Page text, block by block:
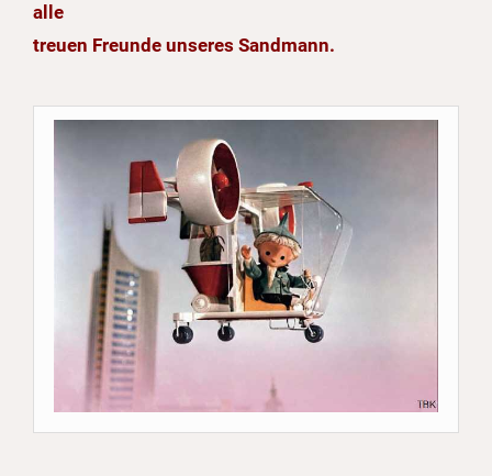
alle
treuen Freunde unseres Sandmann.